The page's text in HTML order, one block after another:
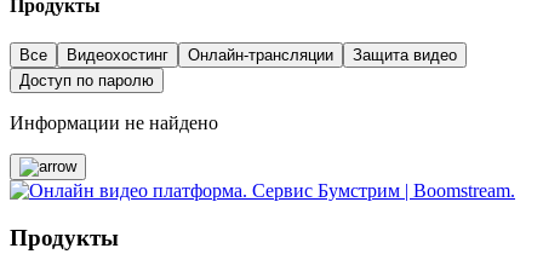
Продукты
Все Видеохостинг Онлайн-трансляции
Защита видео
Доступ по паролю
Информации не найдено
Продукты